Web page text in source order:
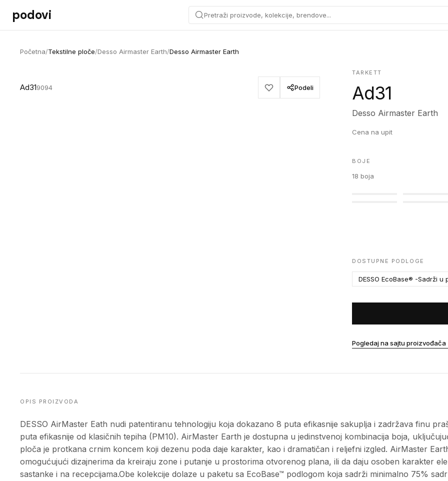
Preskoči na sadržaj
podovi Pretraži proizvode, kolekcije, brendove...
Početna/Tekstilne ploče/Desso Airmaster Earth/Desso Airmaster Earth
Ad319094 Podeli
TARKETT
Ad31
Desso Airmaster Earth
Cena na upit
BOJE
18 boja
DOSTUPNE PODLOGE
DESSO EcoBase® -Sadrži
Pogledaj na sajtu proizvođača
OPIS PROIZVODA
DESSO AirMaster Eath nudi patentiranu tehnologiju koja dokazano 8 puta efikasnije sakuplja i zadržava finu
puta efikasnije od klasičnih tepiha (PM10). AirMaster Earth je dostupna u jedinstvenoj kombinacija boja,
ploča je protkana crnim koncem koji dezenu poda daje karakter, kao i dramatičan i reljefni izgled. AirMaster
omogućujući dizajnerima da kreiraju zone i putanje u prostorima otvorenog plana, ili da daju osoben karakter
sastanke i na recepcijama.Obe kolekcije dolaze u paketu sa EcoBase™ podlogom koja sadrži minimalno 75%